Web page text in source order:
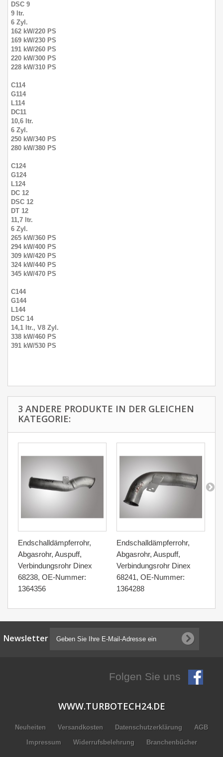
DSC 9
9 ltr.
6 Zyl.
162 kW/220 PS
169 kW/230 PS
191 kW/260 PS
220 kW/300 PS
228 kW/310 PS
C114
G114
L114
DC11
10,6 ltr.
6 Zyl.
250 kW/340 PS
280 kW/380 PS
C124
G124
L124
DC 12
DSC 12
DT 12
11,7 ltr.
6 Zyl.
265 kW/360 PS
294 kW/400 PS
309 kW/420 PS
324 kW/440 PS
345 kW/470 PS
C144
G144
L144
DSC 14
14,1 ltr., V8 Zyl.
338 kW/460 PS
391 kW/530 PS
3 ANDERE PRODUKTE IN DER GLEICHEN
KATEGORIE:
Endschalldämpferrohr,
Abgasrohr, Auspuff,
Verbindungsrohr Dinex
68238, OE-Nummer:
1364356
Endschalldämpferrohr,
Abgasrohr, Auspuff,
Verbindungsrohr Dinex
68241, OE-Nummer:
1364288
Newsletter
Folgen Sie uns
WWW.TURBOTECH24.DE
Neuheiten Versandkosten Datenschutzerklärung
AGB
Impressum
Widerrufsbelehrung Branchenbücher